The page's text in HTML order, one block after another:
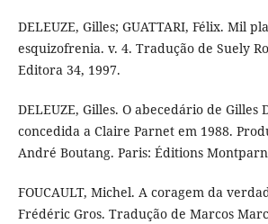
DELEUZE, Gilles; GUATTARI, Félix. Mil
esquizofrenia. v. 4. Tradução de Suely
Editora 34, 1997.
DELEUZE, Gilles. O abecedário de Gilles
concedida a Claire Parnet em 1988.
André Boutang. Paris: Éditions
FOUCAULT, Michel. A coragem da
Frédéric Gros. Tradução de Marcos